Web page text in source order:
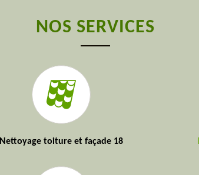
NOS SERVICES
Nettoyage toiture et façade 18